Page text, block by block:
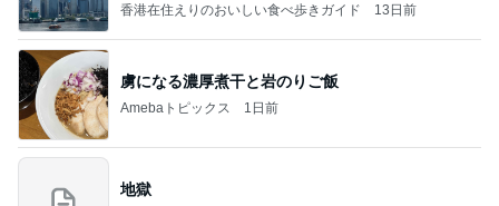
香港在住えりのおいしい食べ歩きガイド 13日前
虜になる濃厚煮干と岩のりご飯
Amebaトピックス 1日前
地獄